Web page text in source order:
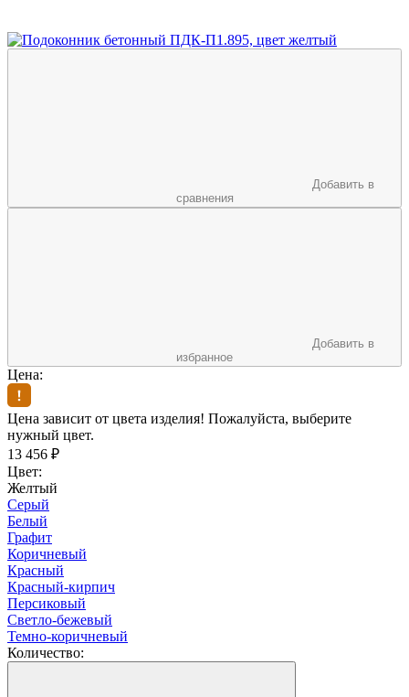
Добавить в
сравнения
Добавить в
избранное
Цена:
Цена зависит от цвета изделия! Пожалуйста, выберите
нужный цвет.
13 456 ₽
Цвет:
Желтый
Серый
Белый
Графит
Коричневый
Красный
Красный-кирпич
Персиковый
Светло-бежевый
Темно-коричневый
Количество: